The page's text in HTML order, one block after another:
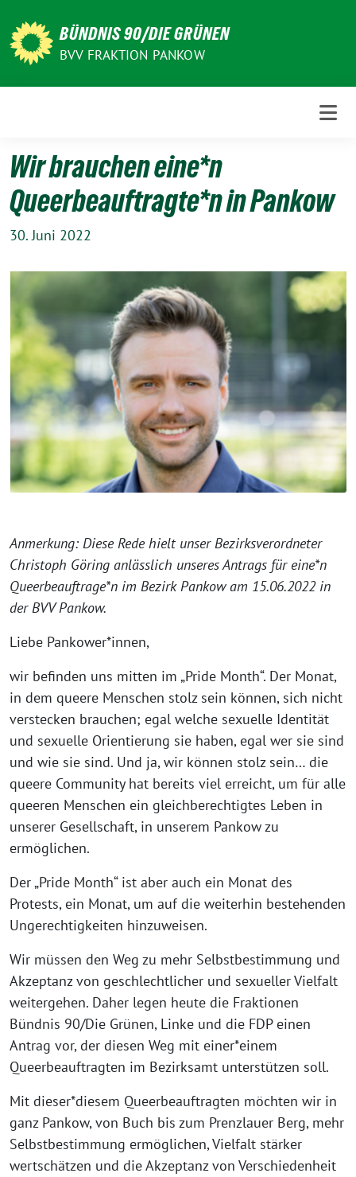
zum
Inhalt
BÜNDNIS 90/DIE GRÜNEN
BVV FRAKTION PANKOW
Wir brauchen eine*n
Queerbeauftragte*n in Pankow
30. Juni 2022
Anmerkung: Diese Rede hielt unser Bezirksverordneter
Christoph Göring anlässlich unseres Antrags für eine*n
Queerbeauftrage*n im Bezirk Pankow am 15.06.2022 in
der BVV Pankow.
Liebe Pankower*innen,
wir befinden uns mitten im „Pride Month“. Der Monat,
in dem queere Menschen stolz sein können, sich nicht
verstecken brauchen; egal welche sexuelle Identität
und sexuelle Orientierung sie haben, egal wer sie sind
und wie sie sind. Und ja, wir können stolz sein… die
queere Community hat bereits viel erreicht, um für alle
queeren Menschen ein gleichberechtigtes Leben in
unserer Gesellschaft, in unserem Pankow zu
ermöglichen.
Der „Pride Month“ ist aber auch ein Monat des
Protests, ein Monat, um auf die weiterhin bestehenden
Ungerechtigkeiten hinzuweisen.
Wir müssen den Weg zu mehr Selbstbestimmung und
Akzeptanz von geschlechtlicher und sexueller Vielfalt
weitergehen. Daher legen heute die Fraktionen
Bündnis 90/Die Grünen, Linke und die FDP einen
Antrag vor, der diesen Weg mit einer*einem
Queerbeauftragten im Bezirksamt unterstützen soll.
Mit dieser*diesem Queerbeauftragten möchten wir in
ganz Pankow, von Buch bis zum Prenzlauer Berg, mehr
Selbstbestimmung ermöglichen, Vielfalt stärker
wertschätzen und die Akzeptanz von Verschiedenheit